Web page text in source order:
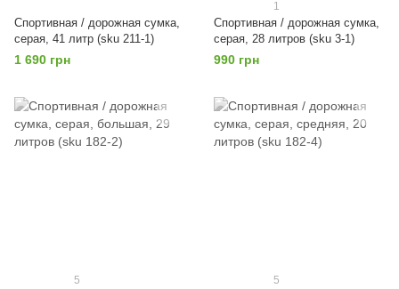
Спортивная / дорожная сумка,
серая, 41 литр (sku 211-1)
1 690 грн
1
Спортивная / дорожная сумка,
серая, 28 литров (sku 3-1)
990 грн
5 5